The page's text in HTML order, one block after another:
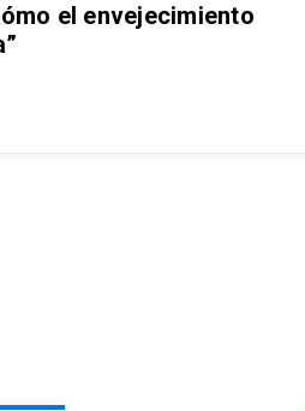
el envejecimiento